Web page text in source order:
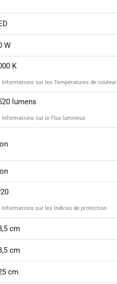
W
K
Informations sur les Températures de couleur
lumens
Informations sur le Flux lumineux
Informations sur les Indices de protection
cm
cm
cm